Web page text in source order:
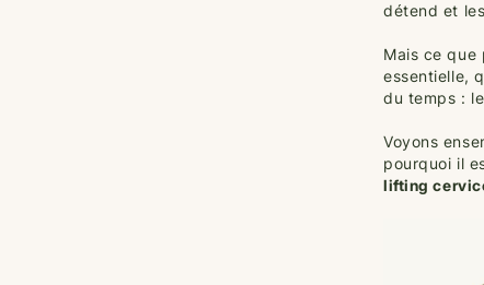
détend et
Mais ce que
essentielle,
du temps : le
Voyons
pourquoi il
lifting